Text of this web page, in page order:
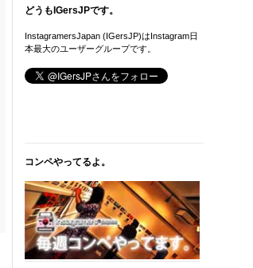
どうもIGersJPです。
InstagramersJapan (IGersJP)はInstagram日
本最大のユーザーグループです。
コンペやってるよ。